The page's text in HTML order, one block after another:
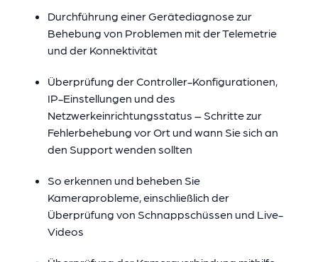
Durchführung einer Gerätediagnose zur
Behebung von Problemen mit der Telemetrie
und der Konnektivität
Überprüfung der Controller-Konfigurationen,
IP-Einstellungen und des
Netzwerkeinrichtungsstatus – Schritte zur
Fehlerbehebung vor Ort und wann Sie sich an
den Support wenden sollten
So erkennen und beheben Sie
Kameraprobleme, einschließlich der
Überprüfung von Schnappschüssen und Live-
Videos